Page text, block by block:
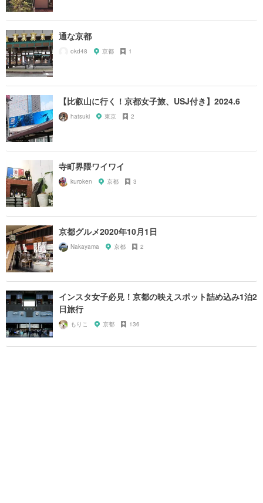
通な京都
okd48 京都 1
【比叡山に行く！京都女子旅、USJ付き】2024.6
hatsuki 東京 2
寺町界隈ワイワイ
kuroken 京都 3
京都グルメ2020年10月1日
Nakayama 京都 2
インスタ女子必見！京都の映えスポット詰め込み1泊2
日旅行
もりこ 京都 136